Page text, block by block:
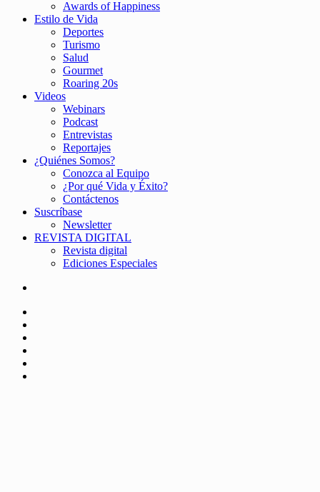
Awards of Happiness
Estilo de Vida
Deportes
Turismo
Salud
Gourmet
Roaring 20s
Videos
Webinars
Podcast
Entrevistas
Reportajes
¿Quiénes Somos?
Conozca al Equipo
¿Por qué Vida y Éxito?
Contáctenos
Suscríbase
Newsletter
REVISTA DIGITAL
Revista digital
Ediciones Especiales